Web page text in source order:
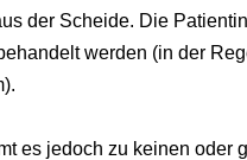
der Scheide. Die
werden (in der
es jedoch zu keinen oder